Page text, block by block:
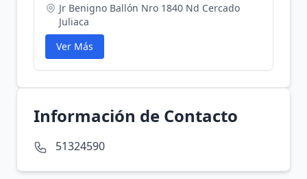
Jr Benigno Ballón Nro 1840 Nd Cercado
Juliaca
Ver Más
Información de Contacto
51324590